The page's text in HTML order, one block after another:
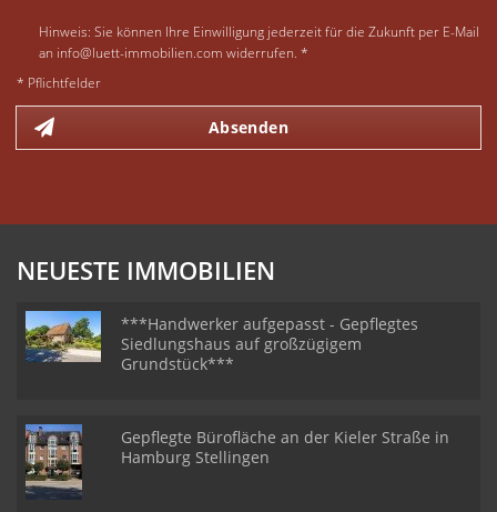
Hinweis: Sie können Ihre Einwilligung jederzeit für die Zukunft per E-Mail
an info@luett-immobilien.com widerrufen. *
* Pflichtfelder
Absenden
NEUESTE IMMOBILIEN
***Handwerker aufgepasst - Gepflegtes
Siedlungshaus auf großzügigem
Grundstück***
Gepflegte Bürofläche an der Kieler Straße in
Hamburg Stellingen